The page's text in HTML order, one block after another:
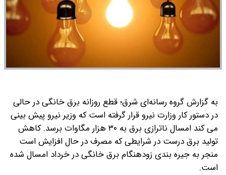
به گزارش گروه رسانه‌ای شرق؛ قطع روزانه برق خانگی در حالی
در دستور کار وزارت نیرو قرار گرفته است که وزیر نیرو پیش بینی
می کند امسال ناترازی برق به ۳۰ هزار مگاوات برسد.
کاهش
تولید برق درست در شرایطی که مصرف در حال افزایش است
منجر به جیره بندی زودهنگام برق خانگی در خرداد امسال شده
است.